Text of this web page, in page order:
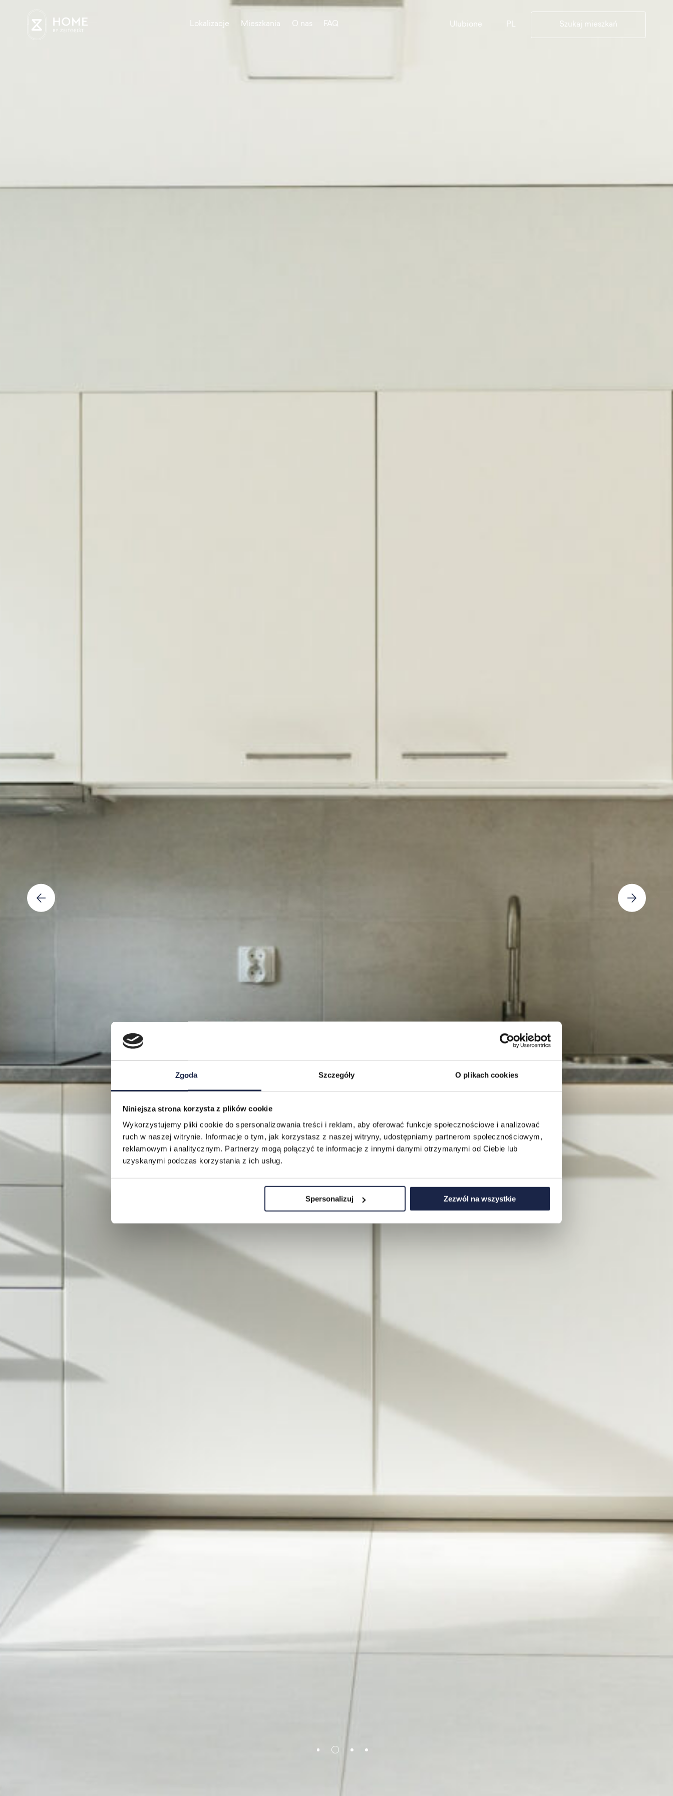
Zgoda Szczegóły O plikach cookies
Niniejsza strona korzysta z plików cookie
Wykorzystujemy pliki cookie do spersonalizowania treści i reklam, aby oferować funkcje społecznościowe i analizować
ruch w naszej witrynie. Informacje o tym, jak korzystasz z naszej witryny, udostępniamy partnerom społecznościowym,
reklamowym i analitycznym. Partnerzy mogą połączyć te informacje z innymi danymi otrzymanymi od Ciebie lub
uzyskanymi podczas korzystania z ich usług.
Spersonalizuj Zezwól na wszystkie
Lokalizacje Mieszkania O nas FAQ Ulubione PL Szukaj mieszkań